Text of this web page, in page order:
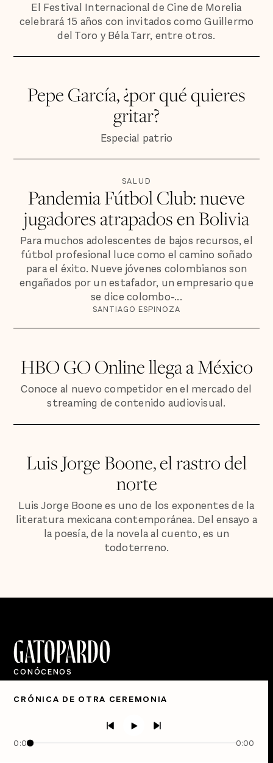
El Festival Internacional de Cine de Morelia
celebrará 15 años con invitados como Guillermo
del Toro y Béla Tarr, entre otros.
Pepe García, ¿por qué quieres
gritar?
Especial patrio
SALUD
Pandemia Fútbol Club: nueve
jugadores atrapados en Bolivia
Para muchos adolescentes de bajos recursos, el
fútbol profesional luce como el camino soñado
para el éxito. Nueve jóvenes colombianos son
engañados por un estafador, un empresario que
se dice colombo-...
SANTIAGO ESPINOZA
HBO GO Online llega a México
Conoce al nuevo competidor en el mercado del
streaming de contenido audiovisual.
Luis Jorge Boone, el rastro del
norte
Luis Jorge Boone es uno de los exponentes de la
literatura mexicana contemporánea. Del ensayo a
la poesía, de la novela al cuento, es un
todoterreno.
CRÓNICA DE OTRA CEREMONIA
0:00 0:00
CONÓCENOS
Quiénes Somos
Directorio
Semanario Gatopardo